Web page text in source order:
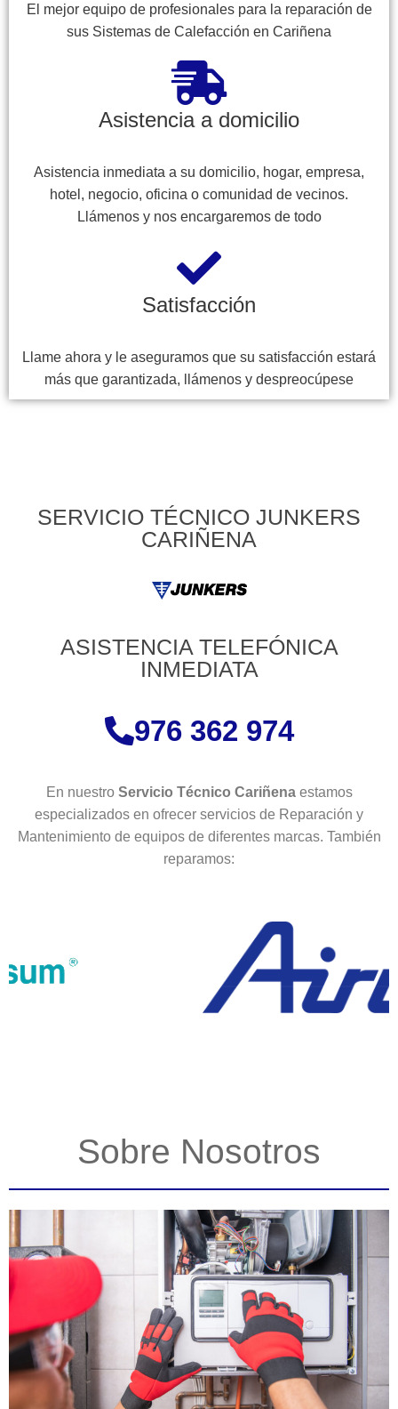
El mejor equipo de profesionales para la reparación de
sus Sistemas de Calefacción en Cariñena
Asistencia a domicilio
Asistencia inmediata a su domicilio, hogar, empresa,
hotel, negocio, oficina o comunidad de vecinos.
Llámenos y nos encargaremos de todo
Satisfacción
Llame ahora y le aseguramos que su satisfacción estará
más que garantizada, llámenos y despreocúpese
SERVICIO TÉCNICO JUNKERS
CARIÑENA
ASISTENCIA TELEFÓNICA
INMEDIATA
976 362 974
En nuestro Servicio Técnico Cariñena estamos
especializados en ofrecer servicios de Reparación y
Mantenimiento de equipos de diferentes marcas. También
reparamos:
Sobre Nosotros